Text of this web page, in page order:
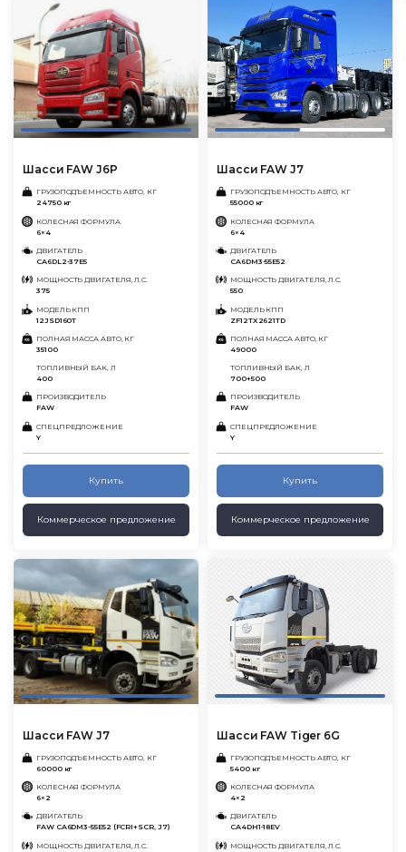
Шасси FAW J6P
ГРУЗОПОДЪЕМНОСТЬ АВТО, КГ
24750 кг
КОЛЕСНАЯ ФОРМУЛА
6×4
ДВИГАТЕЛЬ
CA6DL2-37E5
МОЩНОСТЬ ДВИГАТЕЛЯ, Л.С.
375
МОДЕЛЬ КПП
12JSD160T
ПОЛНАЯ МАССА АВТО, КГ
35100
ТОПЛИВНЫЙ БАК, Л
400
ПРОИЗВОДИТЕЛЬ
FAW
СПЕЦПРЕДЛОЖЕНИЕ
Y
Купить
Коммерческое предложение
Шасси FAW J7
ГРУЗОПОДЪЕМНОСТЬ АВТО, КГ
55000 кг
КОЛЕСНАЯ ФОРМУЛА
6×4
ДВИГАТЕЛЬ
CA6DM3-55E52
МОЩНОСТЬ ДВИГАТЕЛЯ, Л.С.
550
МОДЕЛЬ КПП
ZF12TX2621TD
ПОЛНАЯ МАССА АВТО, КГ
49000
ТОПЛИВНЫЙ БАК, Л
700+500
ПРОИЗВОДИТЕЛЬ
FAW
СПЕЦПРЕДЛОЖЕНИЕ
Y
Купить
Коммерческое предложение
Шасси FAW J7
ГРУЗОПОДЪЕМНОСТЬ АВТО, КГ
60000 кг
КОЛЕСНАЯ ФОРМУЛА
6×2
ДВИГАТЕЛЬ
FAW CA6DM3-55E52 (FCRI+SCR, J7)
МОЩНОСТЬ ДВИГАТЕЛЯ, Л.С.
Шасси FAW Tiger 6G
ГРУЗОПОДЪЕМНОСТЬ АВТО, КГ
5400 кг
КОЛЕСНАЯ ФОРМУЛА
4×2
ДВИГАТЕЛЬ
CA4DH1-18EV
МОЩНОСТЬ ДВИГАТЕЛЯ, Л.С.